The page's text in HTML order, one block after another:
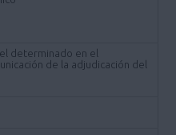
determinado en el
de la adjudicación del